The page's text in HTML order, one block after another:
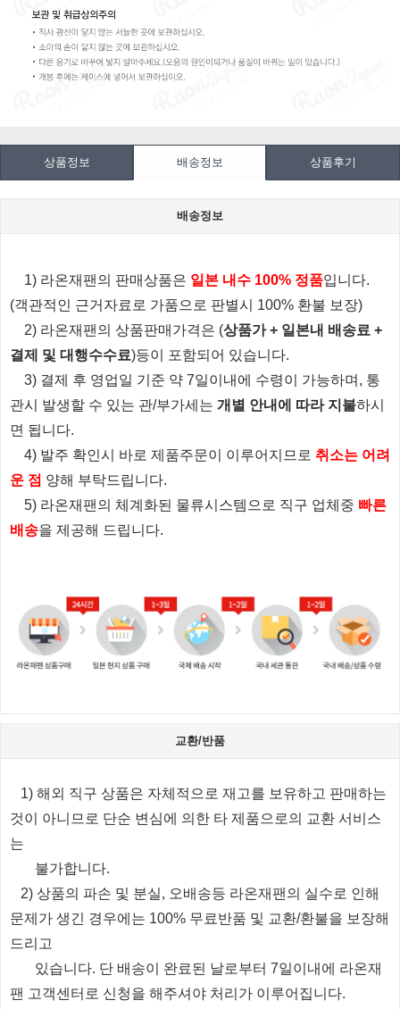
상품정보 배송정보 상품후기
배송정보
1) 라온재팬의 판매상품은 일본 내수 100% 정품입니다.
(객관적인 근거자료로 가품으로 판별시 100% 환불 보장)
2) 라온재팬의 상품판매가격은 (상품가 + 일본내 배송료 +
결제 및 대행수수료)등이 포함되어 있습니다.
3) 결제 후 영업일 기준 약 7일이내에 수령이 가능하며, 통
관시 발생할 수 있는 관/부가세는 개별 안내에 따라 지불하시
면 됩니다.
4) 발주 확인시 바로 제품주문이 이루어지므로 취소는 어려
운 점 양해 부탁드립니다.
5) 라온재팬의 체계화된 물류시스템으로 직구 업체중 빠른
배송을 제공해 드립니다.
교환/반품
1) 해외 직구 상품은 자체적으로 재고를 보유하고 판매하는
것이 아니므로 단순 변심에 의한 타 제품으로의 교환 서비스
는
불가합니다.
2) 상품의 파손 및 분실, 오배송등 라온재팬의 실수로 인해
문제가 생긴 경우에는 100% 무료반품 및 교환/환불을 보장해
드리고
있습니다. 단 배송이 완료된 날로부터 7일이내에 라온재
팬 고객센터로 신청을 해주셔야 처리가 이루어집니다.